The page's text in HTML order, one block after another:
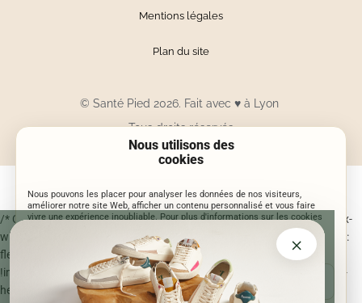
Nous utilisons des
cookies
Nous pouvons les placer pour analyser les données de nos visiteurs,
améliorer notre site Web, afficher un contenu personnalisé et vous faire
vivre une expérience inoubliable. Pour plus d'informations sur les cookies
ACCEPTER JE CHOISIS
Mentions légales
Plan du site
© Santé Pied 2026. Fait avec ♥ à Lyon
Tous droits réservés
×
/* Correction centrage bouton Je participe sur mobile */ @media (max-
width: 700px) { .sp-entry-popup-content .sp-entry-popup-btn { display:
flex !important; align-items: center !important; justify-content: center
!important; width: 100% !important; max-width: 100% !important; min-
height: 48px !important; padding: 0 18px !important; margin: 0 auto